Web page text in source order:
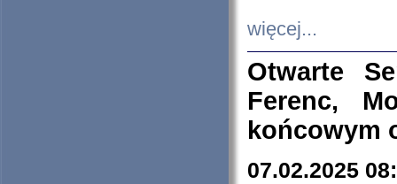
więcej...
Otwarte
Ferenc,
końcowym
07.02.2025